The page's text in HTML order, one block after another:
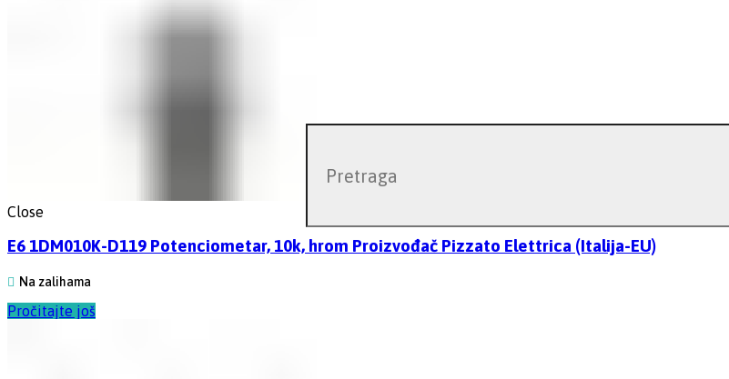
Close
E6 1DM010K-D119 Potenciometar, 10k, hrom Proizvođač Pizzato Elettrica (Italija-EU)
Na zalihama
Pročitajte još